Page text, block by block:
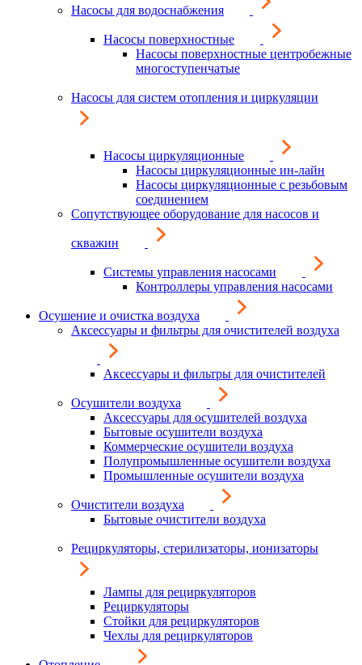
Насосы для водоснабжения
Насосы поверхностные
Насосы поверхностные центробежные
многоступенчатые
Насосы для систем отопления и циркуляции
Насосы циркуляционные
Насосы циркуляционные ин-лайн
Насосы циркуляционные с резьбовым
соединением
Сопутствующее оборудование для насосов и
скважин
Системы управления насосами
Контроллеры управления насосами
Осушение и очистка воздуха
Аксессуары и фильтры для очистителей воздуха
Аксессуары и фильтры для очистителей
Осушители воздуха
Аксессуары для осушителей воздуха
Бытовые осушители воздуха
Коммерческие осушители воздуха
Полупромышленные осушители воздуха
Промышленные осушители воздуха
Очистители воздуха
Бытовые очистители воздуха
Рециркуляторы, стерилизаторы, ионизаторы
Лампы для рециркуляторов
Рециркуляторы
Стойки для рециркуляторов
Чехлы для рециркуляторов